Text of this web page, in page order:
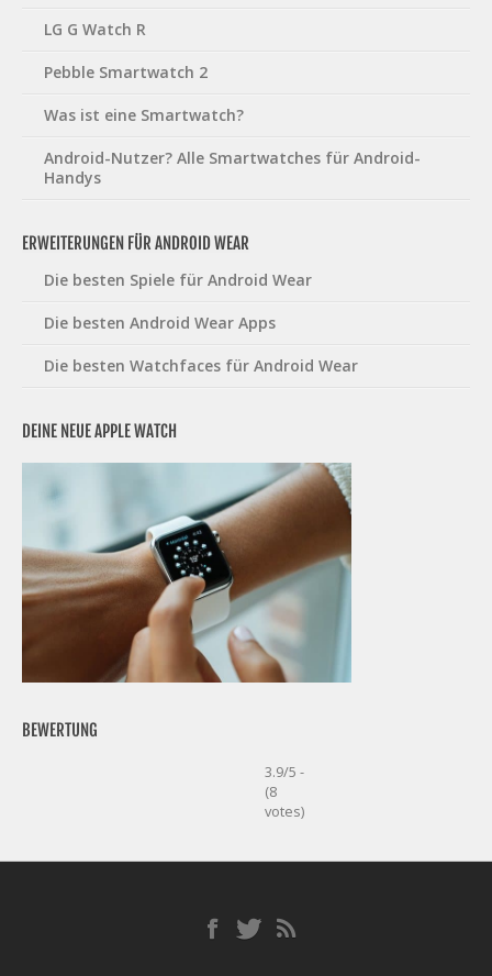
LG G Watch R
Pebble Smartwatch 2
Was ist eine Smartwatch?
Android-Nutzer? Alle Smartwatches für Android-
Handys
ERWEITERUNGEN FÜR ANDROID WEAR
Die besten Spiele für Android Wear
Die besten Android Wear Apps
Die besten Watchfaces für Android Wear
DEINE NEUE APPLE WATCH
BEWERTUNG
3.9/5 -
(8
votes)